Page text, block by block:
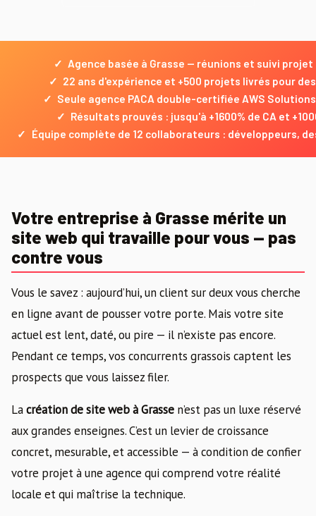
✓ Agence basée à Grasse — réunions et suivi
✓ 22 ans d'expérience et +500 projets livrés pour
✓ Seule agence PACA double-certifiée AWS
✓ Résultats prouvés : jusqu'à +1600% de CA et
✓
Équipe complète de 12 collaborateurs : développeurs,
Votre entreprise à Grasse mérite un
site web qui travaille pour vous — pas
contre vous
Vous le savez : aujourd’hui, un client sur deux vous cherche
en ligne avant de pousser votre porte. Mais votre site
actuel est lent, daté, ou pire — il n’existe pas encore.
Pendant ce temps, vos concurrents grassois captent les
prospects que vous laissez filer.
Lacréation de site web à Grasse n’est pas un luxe réservé
aux grandes enseignes. C’est un levier de croissance
concret, mesurable, et accessible — à condition de confier
votre projet à une agence qui comprend votre réalité
locale et qui maîtrise la technique.